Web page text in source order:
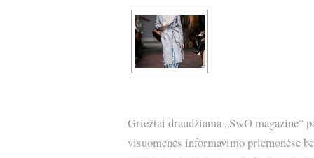
Griežtai draudžiama „SwO magazine“
visuomenės informavimo priemonėse